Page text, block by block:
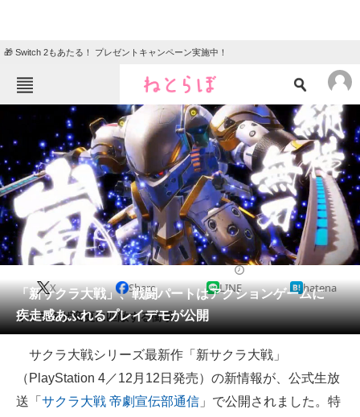
🎁 Switch 2もあたる！ プレゼントキャンペーン実施中！
ねとらぼメニュー
ニュース
エンタメ クイズ
グルメ 地域
住まい 教育・育児
動物 リサーチ
会員記事
メディア
注目記事を集めた総合ページ
ITの今と未来を見通す
「新サクラ大戦」、戦闘パートはアクションゲームに
疾走感あふれるプレイデモが公開
X Share LINE hatena
キャラデザ変更に匹敵する衝撃。
サクラ大戦シリーズ最新作「新サクラ大戦」
（PlayStation 4／12月12日発売）の新情報が、公式生放
送「 サクラ大戦 帝劇宣伝部通信 」で公開されました。特